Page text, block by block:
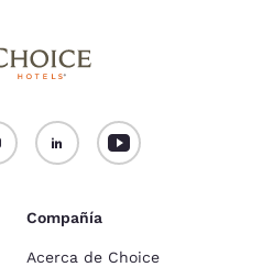
Compañía
Acerca de Choice